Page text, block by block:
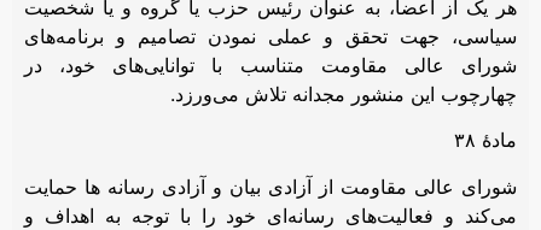
هر یک از اعضا، به عنوان رئیس حزب یا گروه و یا شخصیت
سیاسی، جهت تحقق و عملی نمودن تصامیم و برنامه‌های
شورای عالی مقاومت متناسب با توانایی‌های خود، در
چهارچوب این منشور مجدانه تلاش می‌ورزد.
مادۀ ۳۸
شورای عالی مقاومت از آزادی بیان و آزادی رسانه ها حمایت
می‌کند و فعالیت‌های رسانه‌ای خود را با توجه به اهداف و